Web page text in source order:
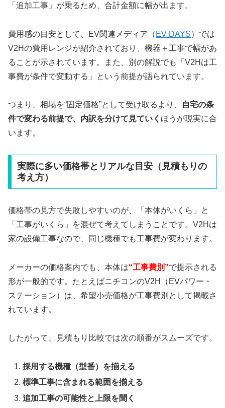
「追加工事」が乗るため、合計金額に幅が出ます。
費用感の目安として、EV関連メディア（ EV DAYS） では
V2Hの費用レンジが紹介されており、機器＋工事で幅があ
ることが示されています。また、別の解説でも「V2Hは工
事費が条件で変動する」という前提が語られています。
つまり、相場を“固定価格”として受け取るより、
自宅の条
件で変わる前提で、内訳を分けて見ていく ほうが現実に合
います。
実際に多い価格帯とリアルな目安（見積もりの
考え方）
価格帯の見方で失敗しやすいのが、「本体がいくら」と
「工事がいくら」を混ぜて考えてしまうことです。V2Hは
家の設備工事なので、同じ機種でも工事費が変わります。
メーカーの価格案内でも、本体は“工事費別”で提示される
形が一般的です。たとえばニチコンのV2H（EVパワー・
ステーション）は、希望小売価格が工事費別として掲載さ
れています。
したがって、見積もり比較では次の順番がスムーズです。
採用する機種（型番）を揃える
標準工事に含まれる範囲を揃える
追加工事の可能性と上限を聞く